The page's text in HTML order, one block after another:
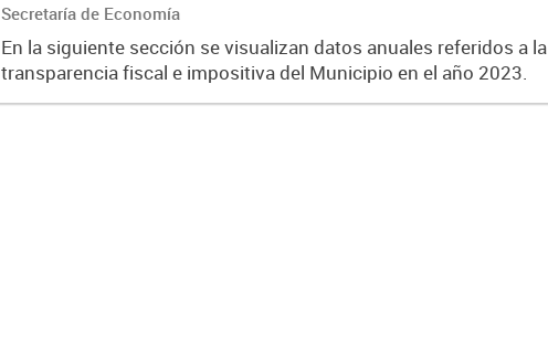
Secretaría de Economía
En la siguiente sección se visualizan datos anuales referidos a la
transparencia fiscal e impositiva del Municipio en el año 2023.